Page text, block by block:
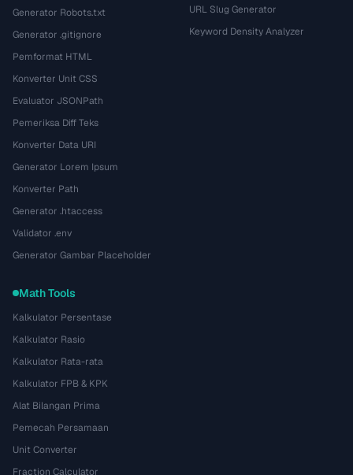
Generator Robots.txt
Generator .gitignore
Pemformat HTML
Konverter Unit CSS
Evaluator JSONPath
Pemeriksa Diff Teks
Konverter Data URI
Generator Lorem Ipsum
Konverter Path
Generator .htaccess
Validator .env
Generator Gambar Placeholder
URL Slug Generator
Keyword Density Analyzer
Math Tools
Kalkulator Persentase
Kalkulator Rasio
Kalkulator Rata-rata
Kalkulator FPB & KPK
Alat Bilangan Prima
Pemecah Persamaan
Unit Converter
Fraction Calculator